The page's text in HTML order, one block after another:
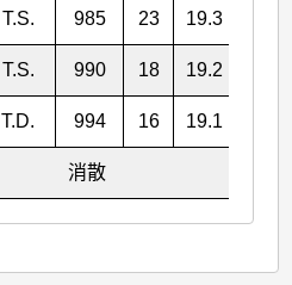
T.S. 985 23 19.3
T.S. 990 18 19.2
T.D. 994 16 19.1
消散